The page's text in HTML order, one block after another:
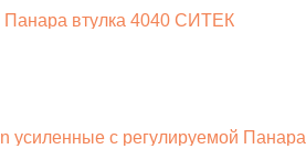
Панара втулка 4040 СИТЕК
усиленные с регулируемой Панара